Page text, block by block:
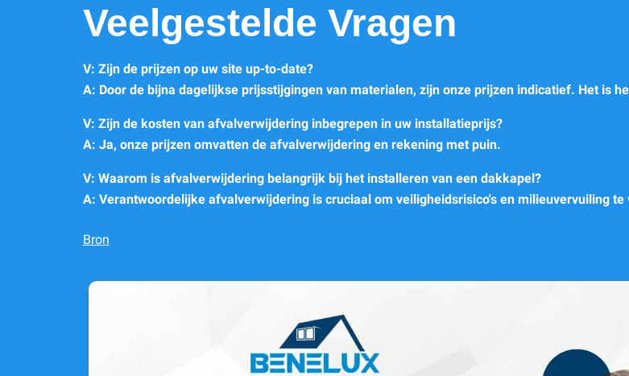
Veelgestelde Vragen
V: Zijn de prijzen op uw site up-to-date?
A: Door de bijna dagelijkse prijsstijgingen van materialen, zijn onze prijzen indicatief. Het is
V: Zijn de kosten van afvalverwijdering inbegrepen in uw installatieprijs?
A: Ja, onze prijzen omvatten de afvalverwijdering en rekening met puin.
V: Waarom is afvalverwijdering belangrijk bij het installeren van een dakkapel?
A: Verantwoordelijke afvalverwijdering is cruciaal om veiligheidsrisico's en milieuvervuiling
Bron